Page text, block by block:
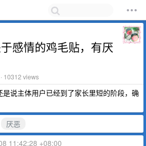
感情的鸡毛贴，有厌
10312 views
说主体用户已经到了家长里短的阶段，确
厌恶
11:42:28 +08:00